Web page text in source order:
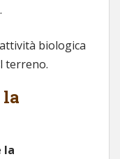
biologica
terreno.
la
la